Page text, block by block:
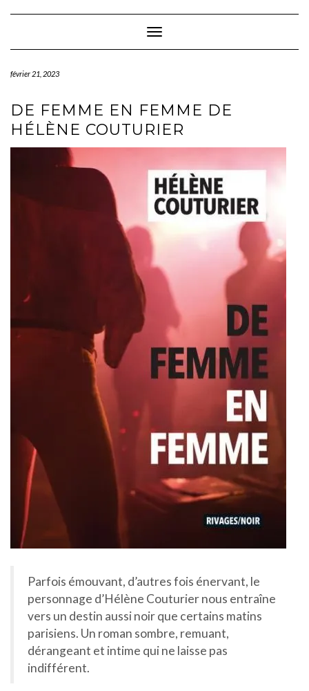
Toggle Navigation
février 21, 2023
DE FEMME EN FEMME DE
HÉLÈNE COUTURIER
Parfois émouvant, d’autres fois énervant, le
personnage d’Hélène Couturier nous entraîne
vers un destin aussi noir que certains matins
parisiens. Un roman sombre, remuant,
dérangeant et intime qui ne laisse pas
indifférent.